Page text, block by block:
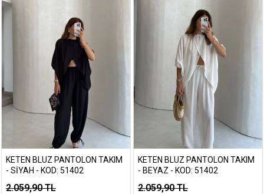
KETEN BLUZ PANTOLON TAKIM
- SIYAH - KOD: 51402
2.059,90 TL
KETEN BLUZ PANTOLON TAKIM
- BEYAZ - KOD: 51402
2.059,90 TL